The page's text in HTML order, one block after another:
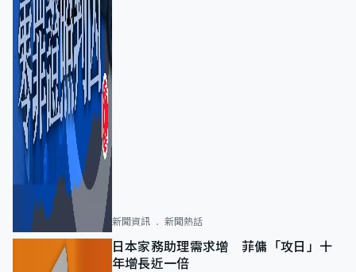
新聞資訊 新聞熱話
日本家務助理需求增 菲傭「攻日」十
年增長近一倍